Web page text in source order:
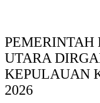
PEMERINTAH
UTARA
KEPULAUAN
2026